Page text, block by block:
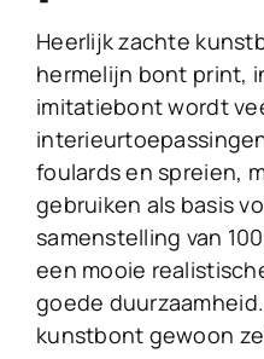
Heerlijk zachte
hermelijn bont print,
imitatiebont wordt
foulards en spreien,
gebruiken als basis
samenstelling van
een mooie
goede
kunstbont gewoon